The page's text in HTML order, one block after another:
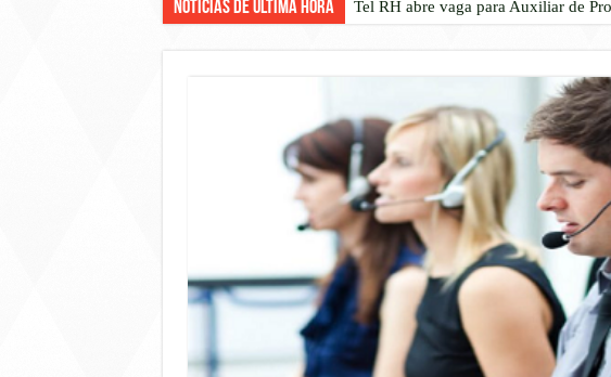
Notícias de Última Hora Tel RH abre vaga para Auxiliar de